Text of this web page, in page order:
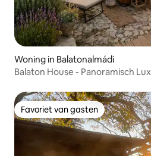
Woning in Balatonalmádi
Balaton House - Panoramisch Lux
Favoriet van gasten
Favoriet van gasten